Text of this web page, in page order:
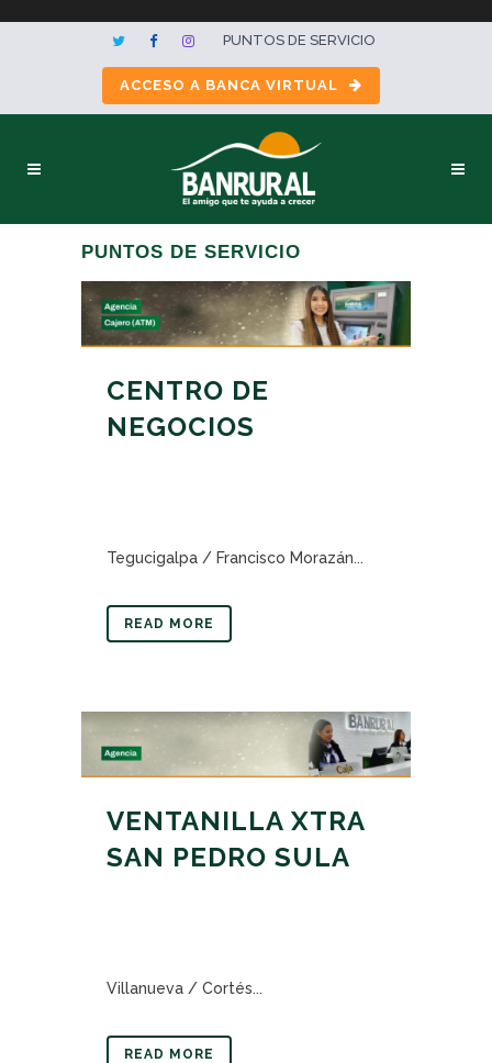
PUNTOS DE SERVICIO
ACCESO A BANCA VIRTUAL
PUNTOS DE SERVICIO
CENTRO DE
NEGOCIOS
Tegucigalpa / Francisco Morazán...
READ MORE
VENTANILLA XTRA
SAN PEDRO SULA
Villanueva / Cortés...
READ MORE